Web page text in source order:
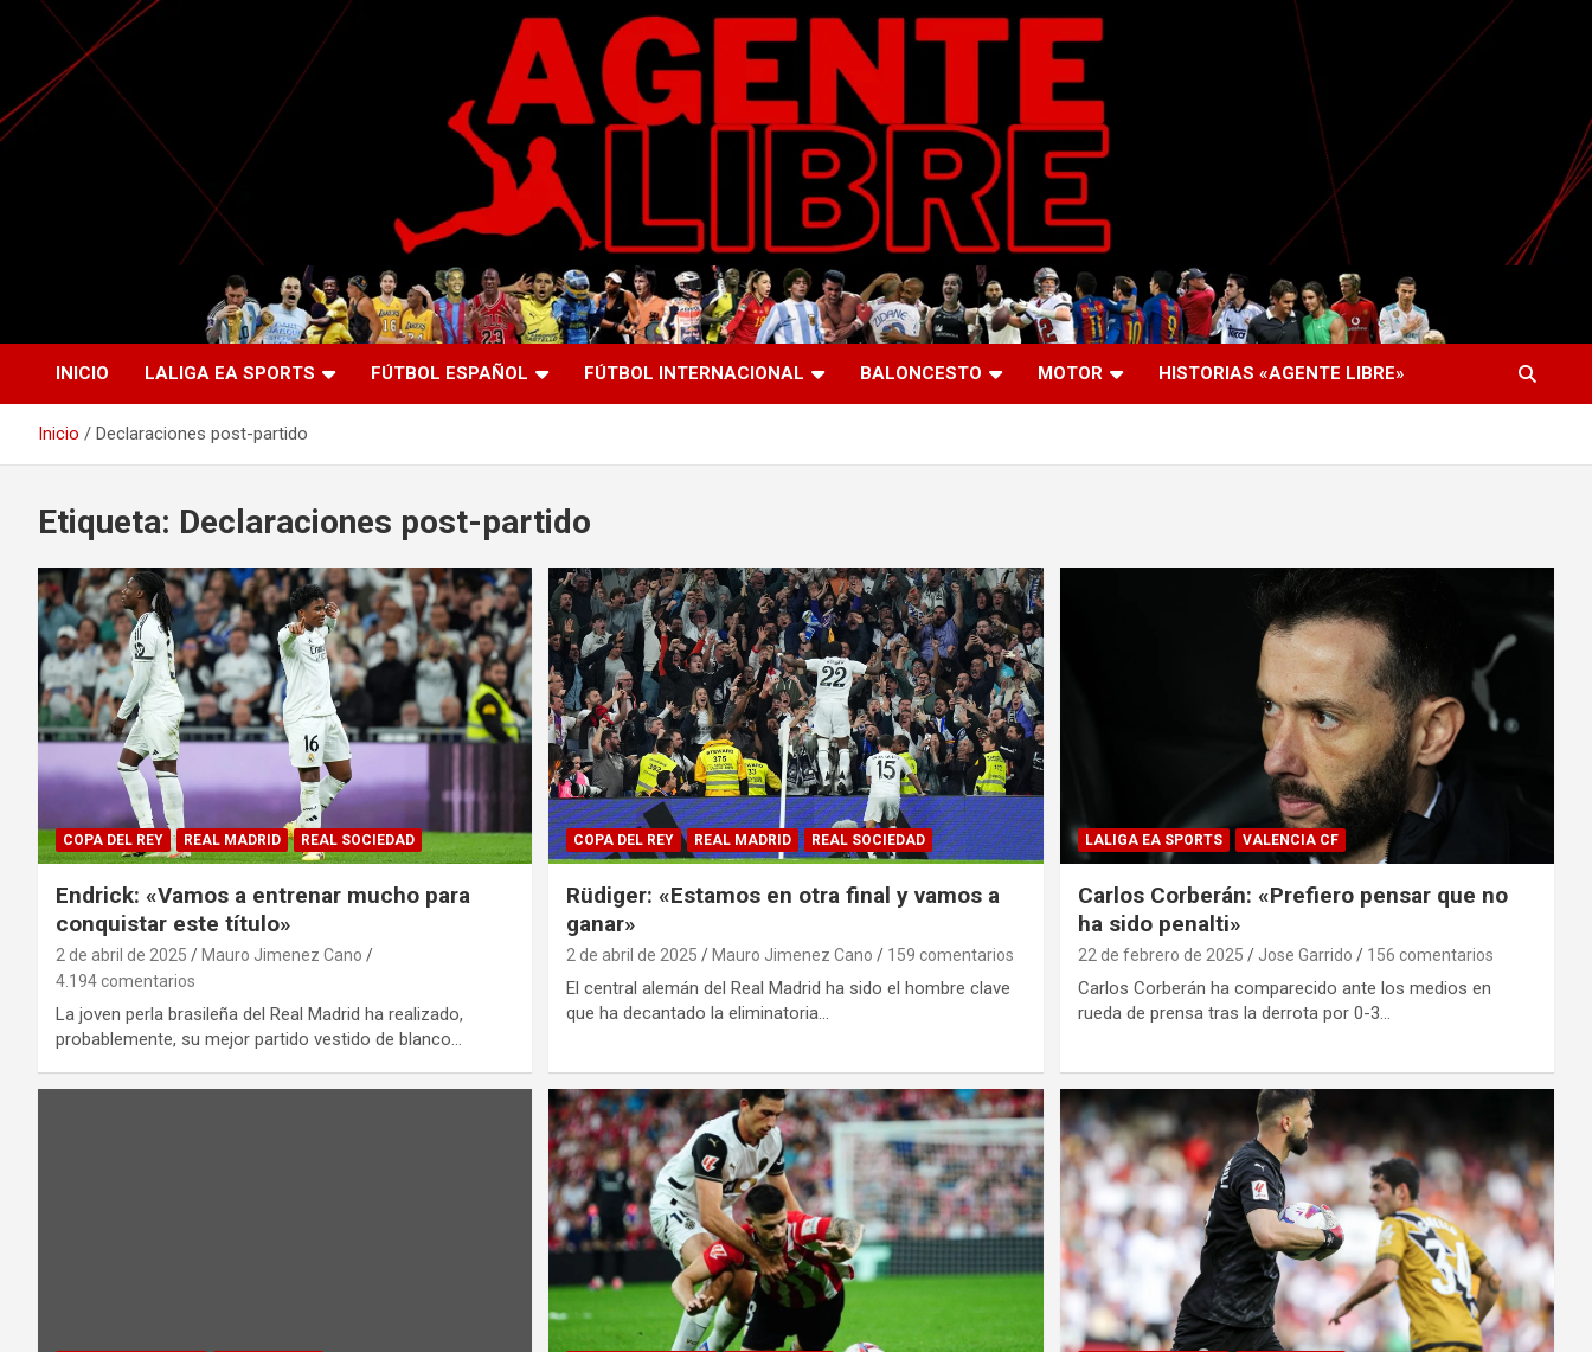
Saltar
contenido
Agente Libre Digital
La nueva generación del periodismo deportivo.
INICIO LALIGA EA SPORTS FÚTBOL ESPAÑOL FÚTBOL INTERNACIONAL BALONCESTO MOTOR HISTORIAS «AGENTE LIBRE»
Inicio Declaraciones post-partido
Etiqueta: Declaraciones post-partido
COPA DEL REY REAL MADRID REAL SOCIEDAD
Endrick: «Vamos a entrenar mucho para
conquistar este título»
2 de abril de 2025
Mauro Jimenez Cano
4.194 comentarios
La joven perla brasileña del Real Madrid ha realizado,
probablemente, su mejor partido vestido de blanco…
COPA DEL REY REAL MADRID REAL SOCIEDAD
Rüdiger: «Estamos en otra final y vamos a
ganar»
2 de abril de 2025 Mauro Jimenez Cano 159 comentarios
El central alemán del Real Madrid ha sido el hombre clave
que ha decantado la eliminatoria…
LALIGA EA SPORTS VALENCIA CF
Carlos Corberán: «Prefiero pensar que no
ha sido penalti»
22 de febrero de 2025 Jose Garrido 156 comentarios
Carlos Corberán ha comparecido ante los medios en
rueda de prensa tras la derrota por 0-3…